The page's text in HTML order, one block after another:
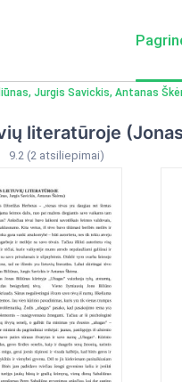
Jurgis Savickis, Antanas
literatūroje
9.2 (2 atsiliepimai)